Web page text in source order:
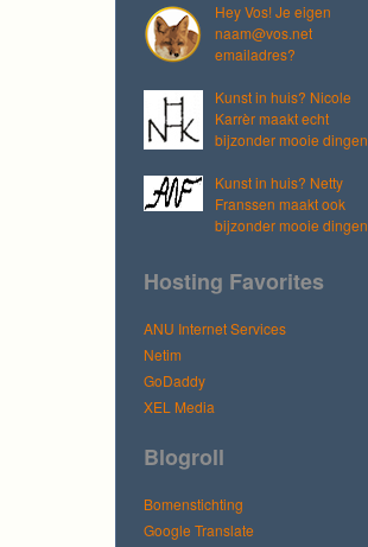
Hey Vos! Je eigen
naam@vos.net
emailadres?
Kunst in huis? Nicole
Karrèr maakt echt
bijzonder mooie dingen
Kunst in huis? Netty
Franssen maakt ook
bijzonder mooie dingen
Hosting Favorites
ANU Internet Services
Netim
GoDaddy
XEL Media
Blogroll
Bomenstichting
Google Translate